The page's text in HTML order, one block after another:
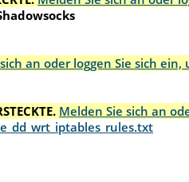
an oder loggen Sie sich ein,
Melden Sie sich an